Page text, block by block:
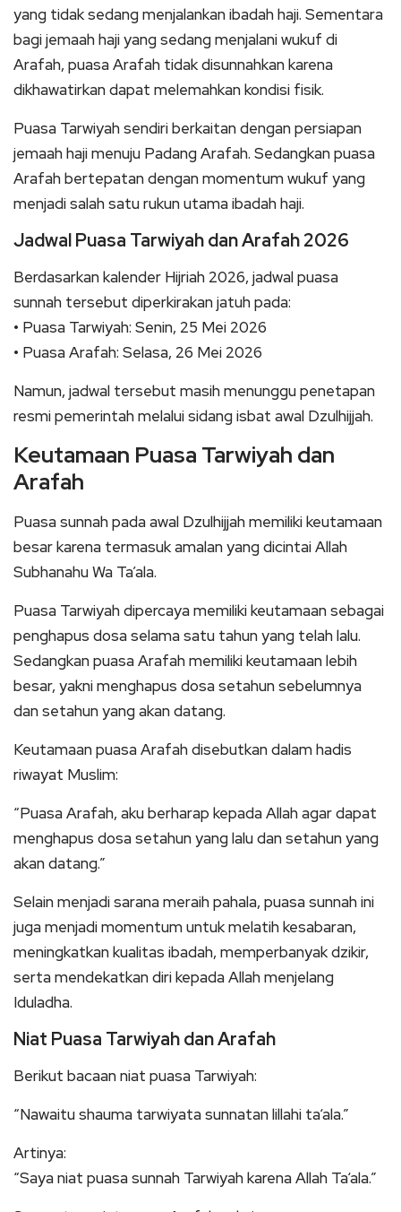
yang tidak sedang menjalankan ibadah haji. Sementara
bagi jemaah haji yang sedang menjalani wukuf di
Arafah, puasa Arafah tidak disunnahkan karena
dikhawatirkan dapat melemahkan kondisi fisik.
Puasa Tarwiyah sendiri berkaitan dengan persiapan
jemaah haji menuju Padang Arafah. Sedangkan puasa
Arafah bertepatan dengan momentum wukuf yang
menjadi salah satu rukun utama ibadah haji.
Jadwal Puasa Tarwiyah dan Arafah 2026
Berdasarkan kalender Hijriah 2026, jadwal puasa
sunnah tersebut diperkirakan jatuh pada:
• Puasa Tarwiyah: Senin, 25 Mei 2026
• Puasa Arafah: Selasa, 26 Mei 2026
Namun, jadwal tersebut masih menunggu penetapan
resmi pemerintah melalui sidang isbat awal Dzulhijjah.
Keutamaan Puasa Tarwiyah dan
Arafah
Puasa sunnah pada awal Dzulhijjah memiliki keutamaan
besar karena termasuk amalan yang dicintai Allah
Subhanahu Wa Ta’ala.
Puasa Tarwiyah dipercaya memiliki keutamaan sebagai
penghapus dosa selama satu tahun yang telah lalu.
Sedangkan puasa Arafah memiliki keutamaan lebih
besar, yakni menghapus dosa setahun sebelumnya
dan setahun yang akan datang.
Keutamaan puasa Arafah disebutkan dalam hadis
riwayat Muslim:
“Puasa Arafah, aku berharap kepada Allah agar dapat
menghapus dosa setahun yang lalu dan setahun yang
akan datang.”
Selain menjadi sarana meraih pahala, puasa sunnah ini
juga menjadi momentum untuk melatih kesabaran,
meningkatkan kualitas ibadah, memperbanyak dzikir,
serta mendekatkan diri kepada Allah menjelang
Iduladha.
Niat Puasa Tarwiyah dan Arafah
Berikut bacaan niat puasa Tarwiyah:
“Nawaitu shauma tarwiyata sunnatan lillahi ta‘ala.”
Artinya:
“Saya niat puasa sunnah Tarwiyah karena Allah Ta‘ala.”